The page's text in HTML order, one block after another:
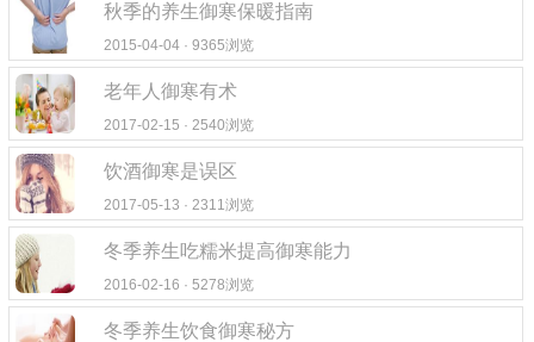
秋季的养生御寒保暖指南
2015-04-04 · 9365浏览
老年人御寒有术
2017-02-15 · 2540浏览
饮酒御寒是误区
2017-05-13 · 2311浏览
冬季养生吃糯米提高御寒能力
2016-02-16 · 5278浏览
冬季养生饮食御寒秘方